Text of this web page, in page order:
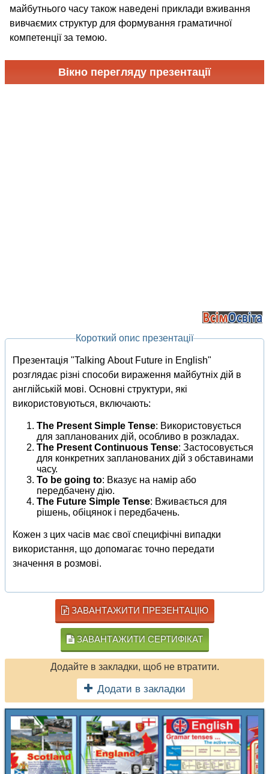
майбутнього часу також наведені приклади вживання
вивчаємих структур для формування граматичної
компетенції за темою.
Вікно перегляду презентації
Короткий опис презентації
Презентація "Talking About Future in English"
розглядає різні способи вираження майбутніх дій в
англійській мові. Основні структури, які
використовуються, включають:
The Present Simple Tense: Використовується
для запланованих дій, особливо в розкладах.
The Present Continuous Tense: Застосовується
для конкретних запланованих дій з обставинами
часу.
To be going to: Вказує на намір або
передбачену дію.
The Future Simple Tense: Вживається для
рішень, обіцянок і передбачень.
Кожен з цих часів має свої специфічні випадки
використання, що допомагає точно передати
значення в розмові.
ЗАВАНТАЖИТИ ПРЕЗЕНТАЦІЮ
ЗАВАНТАЖИТИ СЕРТИФІКАТ
Додайте в закладки, щоб не втратити.
Додати в закладки